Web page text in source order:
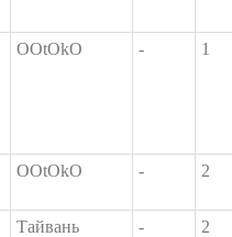
OOtOkO - 1
OOtOkO - 2
Тайвань - 2